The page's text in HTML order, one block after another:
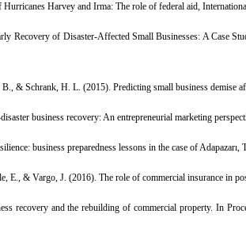
Harvey and Irma: The role of federal aid,
Recovery of Disaster-Affected Small Businesses: A Case
& Schrank, H. L. (2015). Predicting small business demise
business recovery: An entrepreneurial marketing
business preparedness lessons in the case of Adapazarı,
E., & Vargo, J. (2016). The role of commercial insurance in
recovery and the rebuilding of commercial property. In